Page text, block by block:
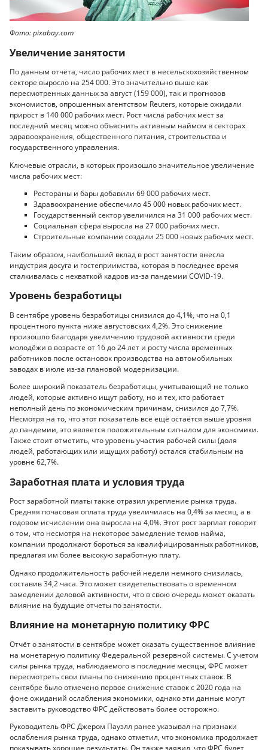
Фото: pixabay.com
Увеличение занятости
По данным отчёта, число рабочих мест в несельскохозяйственном
секторе выросло на 254 000. Это значительно выше как
пересмотренных данных за август (159 000), так и прогнозов
экономистов, опрошенных агентством Reuters, которые ожидали
прирост в 140 000 рабочих мест. Рост числа рабочих мест за
последний месяц можно объяснить активным наймом в секторах
здравоохранения, общественного питания, строительства и
государственного управления.
Ключевые отрасли, в которых произошло значительное увеличение
числа рабочих мест:
Рестораны и бары добавили 69 000 рабочих мест.
Здравоохранение обеспечило 45 000 новых рабочих мест.
Государственный сектор увеличился на 31 000 рабочих мест.
Социальная сфера выросла на 27 000 рабочих мест.
Строительные компании создали 25 000 новых рабочих мест.
Таким образом, наибольший вклад в рост занятости внесла
индустрия досуга и гостеприимства, которая в последнее время
сталкивалась с нехваткой кадров из-за пандемии COVID-19.
Уровень безработицы
В сентябре уровень безработицы снизился до 4,1%, что на 0,1
процентного пункта ниже августовских 4,2%. Это снижение
произошло благодаря увеличению трудовой активности среди
молодёжи в возрасте от 16 до 24 лет и росту числа временных
работников после остановок производства на автомобильных
заводах в июле из-за плановой модернизации.
Более широкий показатель безработицы, учитывающий не только
людей, которые активно ищут работу, но и тех, кто работает
неполный день по экономическим причинам, снизился до 7,7%.
Несмотря на то, что этот показатель всё ещё остаётся выше уровня
до пандемии, это является положительным сигналом для экономики.
Также стоит отметить, что уровень участия рабочей силы (доля
людей, работающих или ищущих работу) остался стабильным на
уровне 62,7%.
Заработная плата и условия труда
Рост заработной платы также отразил укрепление рынка труда.
Средняя почасовая оплата труда увеличилась на 0,4% за месяц, а в
годовом исчислении она выросла на 4,0%. Этот рост зарплат говорит
о том, что несмотря на некоторое замедление темов найма,
компании продолжают бороться за квалифицированных работников,
предлагая им более высокую заработную плату.
Однако продолжительность рабочей недели немного снизилась,
составив 34,2 часа. Это может свидетельствовать о временном
замедлении деловой активности, что в свою очередь может оказать
влияние на будущие отчеты по занятости.
Влияние на монетарную политику ФРС
Отчёт о занятости в сентябре может оказать существенное влияние
на монетарную политику Федеральной резервной системы. С учетом
силы рынка труда, наблюдаемого в последние месяцы, ФРС может
пересмотреть свои планы по снижению процентных ставок. В
сентябре было отмечено первое снижение ставок с 2020 года на
фоне ожиданий ослабления экономики, однако эти данные могут
заставить руководство ФРС действовать более осторожно.
Руководитель ФРС Джером Пауэлл ранее указывал на признаки
ослабления рынка труда, однако отметил, что экономика продолжает
показывать хорошие результаты. Он также заявил, что ФРС будет